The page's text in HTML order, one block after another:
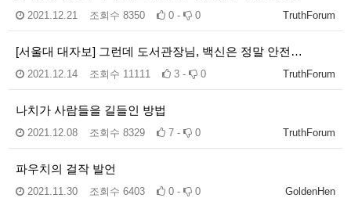
TruthForum
2021.12.21 조회수 8350 0 - 0
[서울대 대자보] 그런데 도서관장님, 백신은 정말 안전…
TruthForum
2021.12.14 조회수 11111 3 - 0
나치가 사람들을 길들인 방법
TruthForum
2021.12.08 조회수 8329 7 - 0
파우치의 걸작 발언
GoldenHen
2021.11.30 조회수 6403 0 - 0